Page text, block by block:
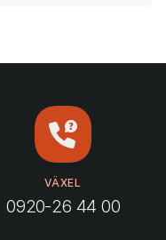
VÄXEL
0920-26 44 00